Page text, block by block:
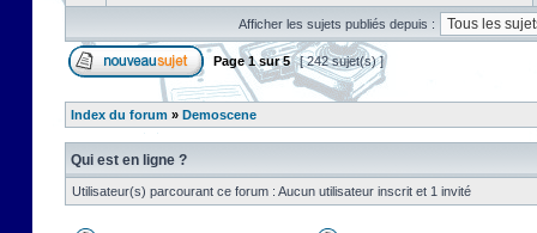
Afficher les sujets publiés depuis :
Page1sur5 [ 242 sujet(s) ]
Index du forum » Demoscene
Qui est en ligne ?
Utilisateur(s) parcourant ce forum : Aucun utilisateur inscrit et 1 invité